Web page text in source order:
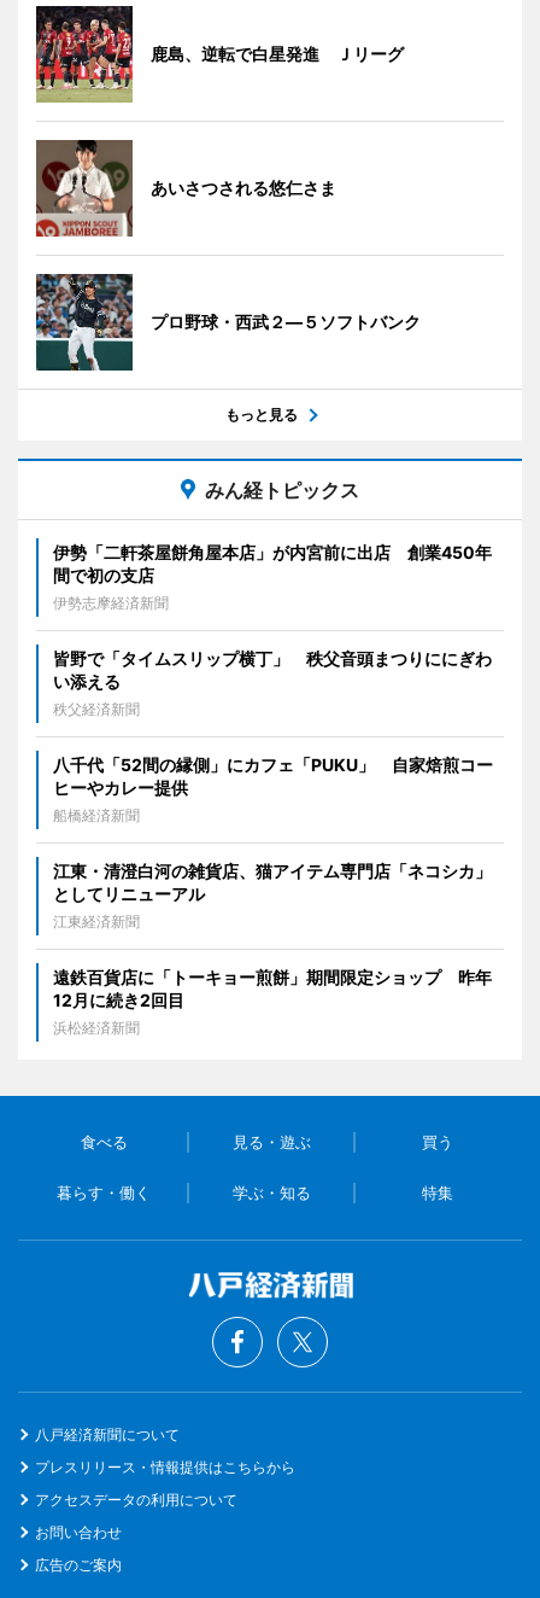
鹿島、逆転で白星発進 Ｊリーグ
あいさつされる悠仁さま
プロ野球・西武２―５ソフトバンク
もっと見る
みん経トピックス
伊勢「二軒茶屋餅角屋本店」が内宮前に出店 創業450年
間で初の支店
伊勢志摩経済新聞
皆野で「タイムスリップ横丁」 秩父音頭まつりににぎわ
い添える
秩父経済新聞
八千代「52間の縁側」にカフェ「PUKU」 自家焙煎コー
ヒーやカレー提供
船橋経済新聞
江東・清澄白河の雑貨店、猫アイテム専門店「ネコシカ」
としてリニューアル
江東経済新聞
遠鉄百貨店に「トーキョー煎餅」期間限定ショップ 昨年
12月に続き2回目
浜松経済新聞
食べる 見る・遊ぶ 買う
暮らす・働く 学ぶ・知る 特集
八戸経済新聞について
プレスリリース・情報提供はこちらから
アクセスデータの利用について
お問い合わせ
広告のご案内